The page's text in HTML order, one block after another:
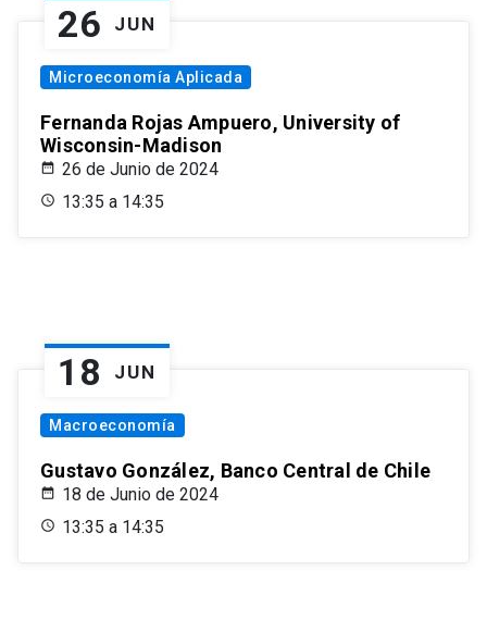
26 JUN
Microeconomía Aplicada
Fernanda Rojas Ampuero, University of
Wisconsin-Madison
26 de Junio de 2024
13:35 a 14:35
18 JUN
Macroeconomía
Gustavo González, Banco Central de Chile
18 de Junio de 2024
13:35 a 14:35